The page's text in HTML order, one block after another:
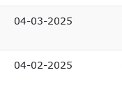
04-03-2025
04-02-2025